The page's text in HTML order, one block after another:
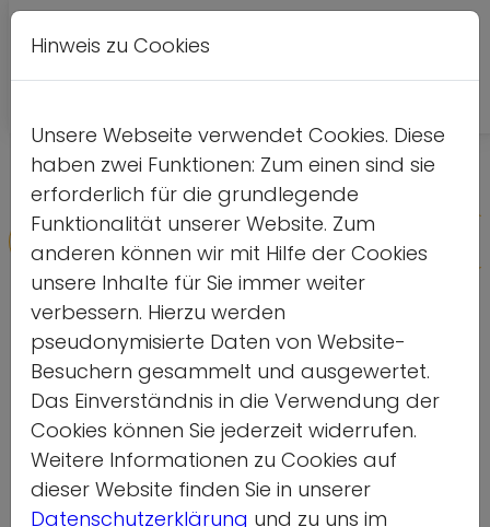
Leichte
Meldeformular
Home
Themen
Demokratiestärkung & Antidiskriminierung
Vorlesen
Hinweis zu Cookies
Unsere Webseite verwendet Cookies. Diese
haben zwei Funktionen: Zum einen sind sie
erforderlich für die grundlegende
Funktionalität unserer Website. Zum
anderen können wir mit Hilfe der Cookies
unsere Inhalte für Sie immer weiter
verbessern. Hierzu werden
pseudonymisierte Daten von Website-
Besuchern gesammelt und ausgewertet.
Das Einverständnis in die Verwendung der
Cookies können Sie jederzeit widerrufen.
Weitere Informationen zu Cookies auf
dieser Website finden Sie in unserer
Datenschutzerklärung und zu uns im